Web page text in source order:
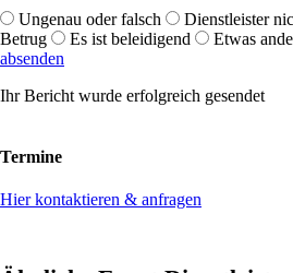
Ungenau oder falsch
Dienstleister
Betrug
Es ist beleidigend
Etwas
absenden
Ihr Bericht wurde erfolgreich gesendet
Termine
Hier kontaktieren & anfragen